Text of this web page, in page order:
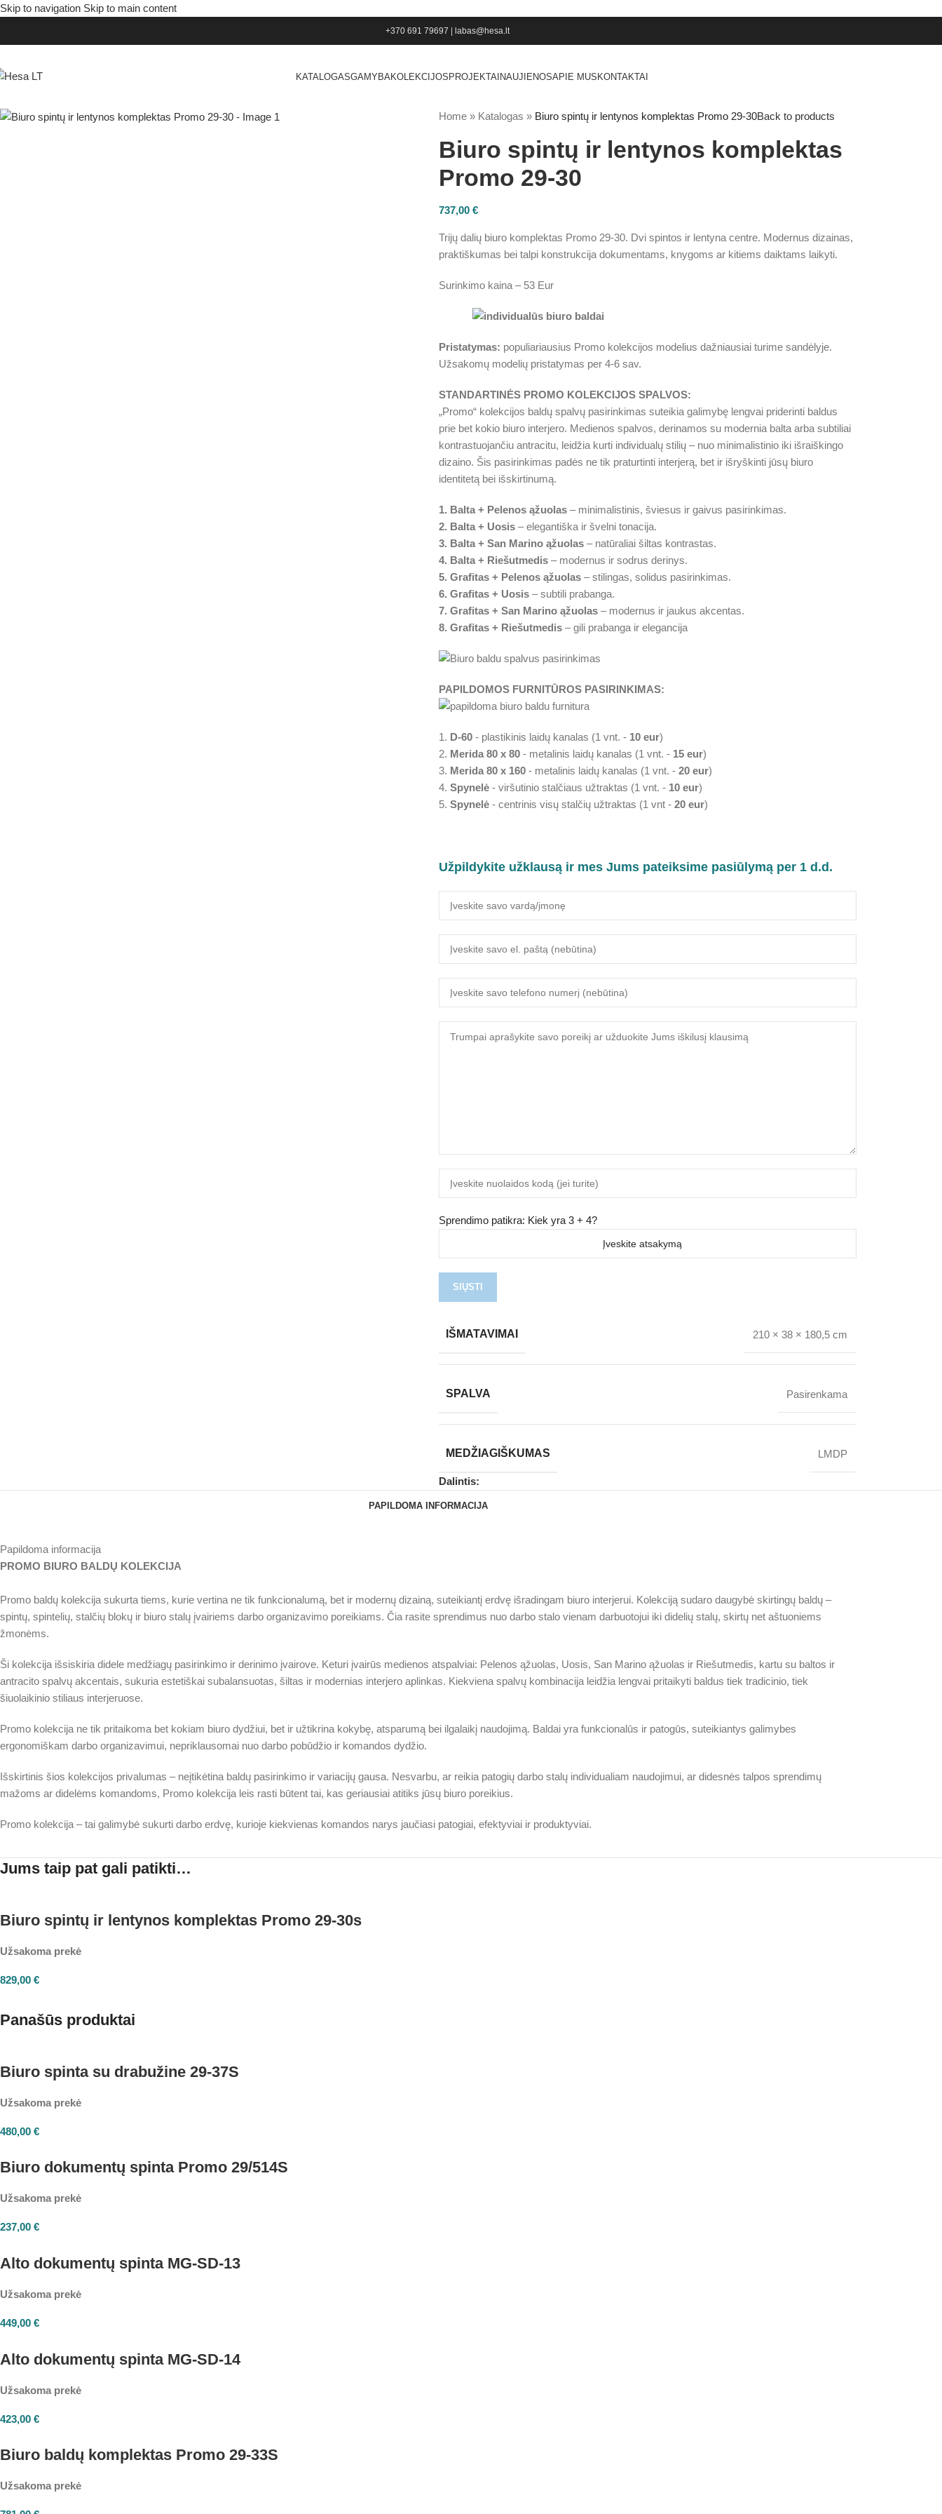
Skip to navigation Skip to main content
+370 691 79697 labas@hesa.lt
KATALOGASGAMYBAKOLEKCIJOSPROJEKTAINAUJIENOSAPIE MUSKONTAKTAI
Home» Katalogas » Biuro spintų ir lentynos komplektas Promo 29-30Back to products
Biuro spintų ir lentynos komplektas
Promo 29-30
737,00 €
Trijų dalių biuro komplektas Promo 29-30. Dvi spintos ir lentyna centre. Modernus dizainas,
praktiškumas bei talpi konstrukcija dokumentams, knygoms ar kitiems daiktams laikyti.
Surinkimo kaina – 53 Eur
Pristatymas: populiariausius Promo kolekcijos modelius dažniausiai turime sandėlyje.
Užsakomų modelių pristatymas per 4-6 sav.
STANDARTINĖS PROMO KOLEKCIJOS SPALVOS:
„Promo“ kolekcijos baldų spalvų pasirinkimas suteikia galimybę lengvai priderinti baldus
prie bet kokio biuro interjero. Medienos spalvos, derinamos su modernia balta arba subtiliai
kontrastuojančiu antracitu, leidžia kurti individualų stilių – nuo minimalistinio iki išraiškingo
dizaino. Šis pasirinkimas padės ne tik praturtinti interjerą, bet ir išryškinti jūsų biuro
identitetą bei išskirtinumą.
1. Balta + Pelenos ąžuolas– minimalistinis, šviesus ir gaivus pasirinkimas.
2. Balta + Uosis– elegantiška ir švelni tonacija.
3. Balta + San Marino ąžuolas– natūraliai šiltas kontrastas.
4. Balta + Riešutmedis– modernus ir sodrus derinys.
5. Grafitas + Pelenos ąžuolas– stilingas, solidus pasirinkimas.
6. Grafitas + Uosis– subtili prabanga.
7. Grafitas + San Marino ąžuolas– modernus ir jaukus akcentas.
8. Grafitas + Riešutmedis– gili prabanga ir elegancija
PAPILDOMOS FURNITŪROS PASIRINKIMAS:
1. D-60- plastikinis laidų kanalas (1 vnt. - 10 eur)
2. Merida 80 x 80- metalinis laidų kanalas (1 vnt. - 15 eur)
3. Merida 80 x 160- metalinis laidų kanalas (1 vnt. - 20 eur)
4. Spynelė- viršutinio stalčiaus užtraktas (1 vnt. - 10 eur)
5. Spynelė- centrinis visų stalčių užtraktas (1 vnt - 20 eur)
Užpildykite užklausą ir mes Jums pateiksime pasiūlymą per 1 d.d.
Sprendimo patikra: Kiek yra 3 + 4?
IŠMATAVIMAI 210 × 38 × 180,5 cm
SPALVA Pasirenkama
MEDŽIAGIŠKUMAS LMDP
Dalintis:
PAPILDOMA INFORMACIJA
Papildoma informacija
PROMO BIURO BALDŲ KOLEKCIJA
Promo baldų kolekcija sukurta tiems, kurie vertina ne tik funkcionalumą, bet ir modernų dizainą, suteikiantį erdvę išradingam biuro interjerui. Kolekciją sudaro daugybė skirtingų baldų –
spintų, spintelių, stalčių blokų ir biuro stalų įvairiems darbo organizavimo poreikiams. Čia rasite sprendimus nuo darbo stalo vienam darbuotojui iki didelių stalų, skirtų net aštuoniems
žmonėms.
Ši kolekcija išsiskiria didele medžiagų pasirinkimo ir derinimo įvairove. Keturi įvairūs medienos atspalviai: Pelenos ąžuolas, Uosis, San Marino ąžuolas ir Riešutmedis, kartu su baltos ir
antracito spalvų akcentais, sukuria estetiškai subalansuotas, šiltas ir modernias interjero aplinkas. Kiekviena spalvų kombinacija leidžia lengvai pritaikyti baldus tiek tradicinio, tiek
šiuolaikinio stiliaus interjeruose.
Promo kolekcija ne tik pritaikoma bet kokiam biuro dydžiui, bet ir užtikrina kokybę, atsparumą bei ilgalaikį naudojimą. Baldai yra funkcionalūs ir patogūs, suteikiantys galimybes
ergonomiškam darbo organizavimui, nepriklausomai nuo darbo pobūdžio ir komandos dydžio.
Išskirtinis šios kolekcijos privalumas – neįtikėtina baldų pasirinkimo ir variacijų gausa. Nesvarbu, ar reikia patogių darbo stalų individualiam naudojimui, ar didesnės talpos sprendimų
mažoms ar didelėms komandoms, Promo kolekcija leis rasti būtent tai, kas geriausiai atitiks jūsų biuro poreikius.
Promo kolekcija – tai galimybė sukurti darbo erdvę, kurioje kiekvienas komandos narys jaučiasi patogiai, efektyviai ir produktyviai.
Jums taip pat gali patikti…
Biuro spintų ir lentynos komplektas Promo 29-30s
Užsakoma prekė
829,00 €
Panašūs produktai
Biuro spinta su drabužine 29-37S
Užsakoma prekė
480,00 €
Biuro dokumentų spinta Promo 29/514S
Užsakoma prekė
237,00 €
Alto dokumentų spinta MG-SD-13
Užsakoma prekė
449,00 €
Alto dokumentų spinta MG-SD-14
Užsakoma prekė
423,00 €
Biuro baldų komplektas Promo 29-33S
Užsakoma prekė